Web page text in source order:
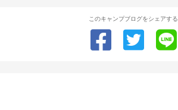
このキャンプブログをシェアする